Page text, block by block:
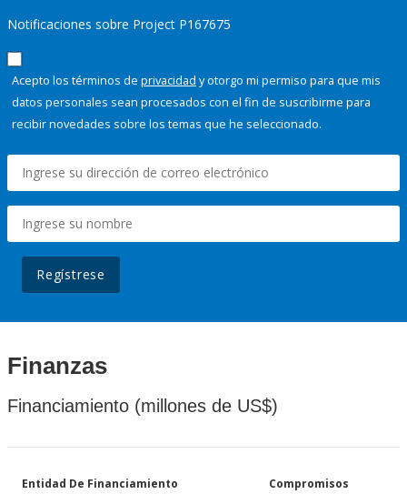
Notificaciones sobre Project P167675
Acepto los términos de privacidad y otorgo mi permiso para que mis
datos personales sean procesados con el fin de suscribirme para
recibir novedades sobre los temas que he seleccionado.
Regístrese
Finanzas
Financiamiento (millones de US$)
Entidad De Financiamiento Compromisos